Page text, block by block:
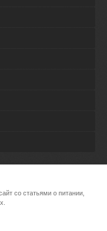
со статьями о питании,